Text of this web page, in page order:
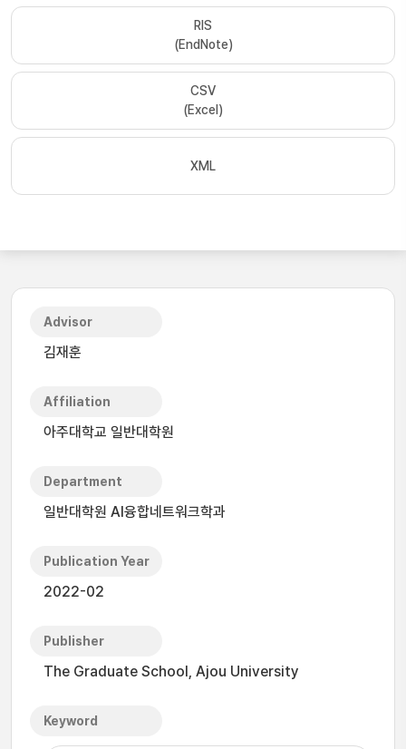
RIS
(EndNote)
CSV
(Excel)
XML
Advisor
김재훈
Affiliation
아주대학교 일반대학원
Department
일반대학원 AI융합네트워크학과
Publication Year
2022-02
Publisher
The Graduate School, Ajou University
Keyword